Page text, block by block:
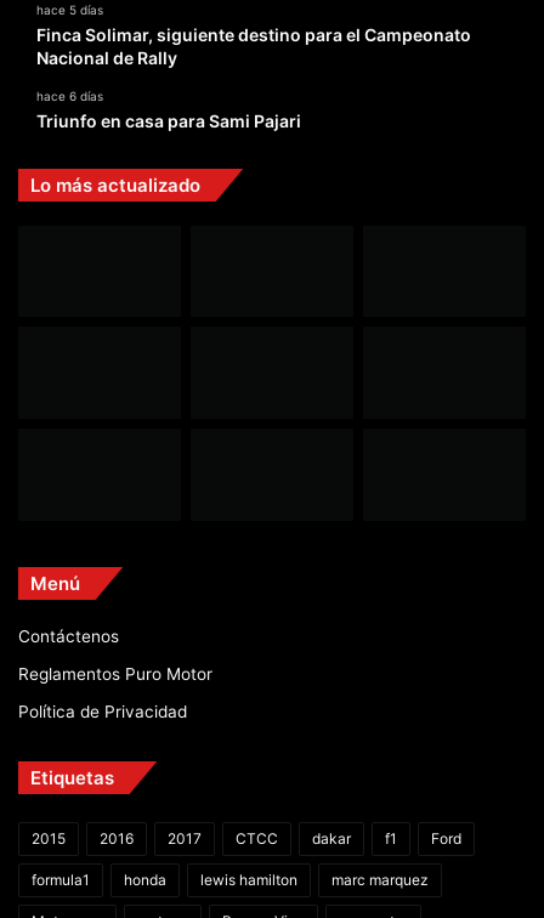
hace 5 días
Finca Solimar, siguiente destino para el Campeonato
Nacional de Rally
hace 6 días
Triunfo en casa para Sami Pajari
Lo más actualizado
Menú
Contáctenos
Reglamentos Puro Motor
Política de Privacidad
Etiquetas
2015 2016 2017 CTCC dakar f1 Ford
formula1 honda lewis hamilton marc marquez